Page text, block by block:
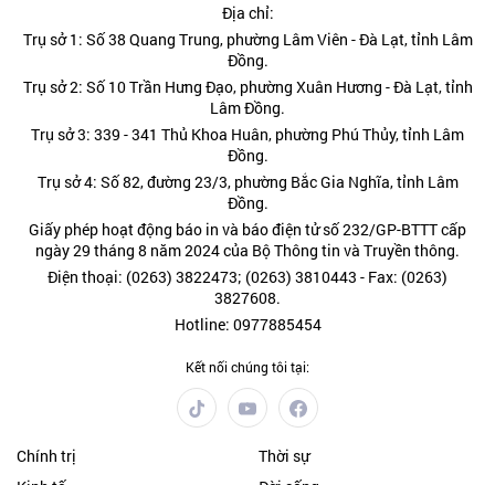
Địa chỉ:
Trụ sở 1: Số 38 Quang Trung, phường Lâm Viên - Đà Lạt, tỉnh Lâm
Đồng.
Trụ sở 2: Số 10 Trần Hưng Đạo, phường Xuân Hương - Đà Lạt, tỉnh
Lâm Đồng.
Trụ sở 3: 339 - 341 Thủ Khoa Huân, phường Phú Thủy, tỉnh Lâm
Đồng.
Trụ sở 4: Số 82, đường 23/3, phường Bắc Gia Nghĩa, tỉnh Lâm
Đồng.
Giấy phép hoạt động báo in và báo điện tử số 232/GP-BTTT cấp
ngày 29 tháng 8 năm 2024 của Bộ Thông tin và Truyền thông.
Điện thoại: (0263) 3822473; (0263) 3810443 - Fax: (0263)
3827608.
Hotline: 0977885454
Kết nối chúng tôi tại:
Chính trị
Thời sự